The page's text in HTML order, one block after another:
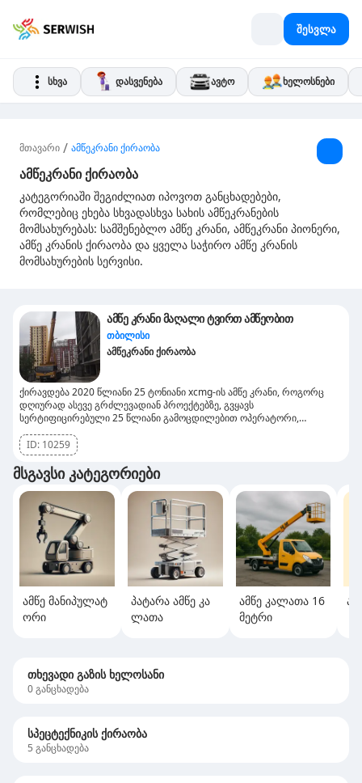
შესვლა
სხვა დასვენება ავტო ხელოსნები
მთავარი / ამწეკრანი ქირაობა
ამწეკრანი ქირაობა
კატეგორიაში შეგიძლიათ იპოვოთ განცხადებები,
რომლებიც ეხება სხვადასხვა სახის ამწეკრანების
მომსახურებას: სამშენებლო ამწე კრანი, ამწეკრანი პიონერი,
ამწე კრანის ქირაობა და ყველა საჭირო ამწე კრანის
მომსახურების სერვისი.
ამწე კრანი მაღალი ტვირთ ამწეობით
თბილისი
ამწეკრანი ქირაობა
ქირავდება 2020 წლიანი 25 ტონიანი xcmg-ის ამწე კრანი, როგორც
დღიურად ასევე გრძლევადიან პროექტებზე, გვყავს
სერტიფიცირებული 25 წლიანი გამოცდილებით ოპერატორი,
მთავარია მანქანა არის სრულად გამართული, ასევე გვაქვს
სხვადასხვა გრძელვადიან ტენდერებზე მუშაობის დიდი გამოცდილება.
დაინტერესების შემთხვევაში დაგვიკავშირდით.
ID: 10259
მსგავსი კატეგორიები
ამწე მანიპულატ
ორი
პატარა ამწე კა
ლათა
ამწე კალათა 16
მეტრი
თხევადი გაზის ხელოსანი
0განცხადება
სპეცტექნიკის ქირაობა
5 განცხადება